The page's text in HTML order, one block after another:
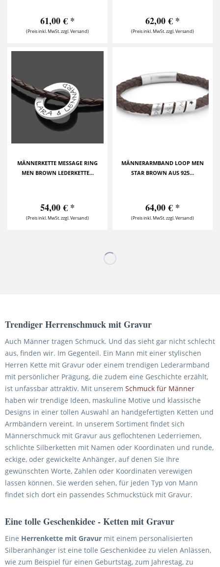
61,00 € *
(Preis inkl. MwSt. zzgl. Versand)
62,00 € *
(Preis inkl. MwSt. zzgl. Versand)
MÄNNERKETTE MESSAGE RING
MEN BROWN LEDERKETTE...
54,00 € *
(Preis inkl. MwSt. zzgl. Versand)
MÄNNERARMBAND LOOP MEN
STAR BROWN AUS 925...
64,00 € *
(Preis inkl. MwSt. zzgl. Versand)
Trendiger Herrenschmuck mit Gravur
Auch Männer tragen Schmuck. Und das sieht gar nicht schlecht
aus, finden wir. Im Gegenteil. Ein Mann mit einer stylischen
Herren Kette mit Gravur oder einem trendigen Lederarmband
mit persönlicher Prägung, die zudem eine Geschichte erzählt,
ist unfassbar attraktiv. Mit unserem Schmuck für Männer
haben wir trendige Ideen, maskuline Motive und klassische
Designs in einer tollen Auswahl an handgefertigten Ketten und
Armbändern vereint. In unserem Sortiment findet sich
Männerschmuck mit Gravur aus geflochtenen Lederriemen,
schlichte Silberketten mit Namen oder Koordinaten und runde,
eckige, oder gewickelte Anhänger, auf denen Sie Ihre
gewünschten Worte, Zahlen oder Koordinaten verewigen
lassen können. Sie werden sehen, für jeden Typ von Mann
findet sich dort ein passendes Schmuckstück mit Gravur.
Eine tolle Geschenkidee - Ketten mit Gravur
Eine Herrenkette mit Gravur mit einem personalisierten
Silberanhänger ist eine tolle Geschenkidee zu vielen Anlässen,
wie zum Beispiel für einen Geburtstag, zum Jahrestag, zu